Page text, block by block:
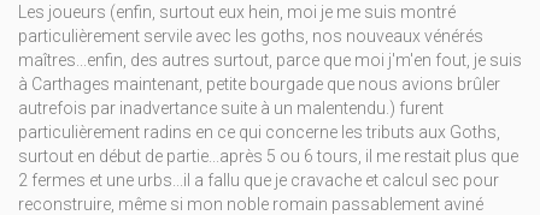
Les joueurs (enfin, surtout eux hein, moi je me suis montré
particulièrement servile avec les goths, nos nouveaux vénérés
maîtres...enfin, des autres surtout, parce que moi j'm'en fout, je suis
à Carthages maintenant, petite bourgade que nous avions brûler
autrefois par inadvertance suite à un malentendu.) furent
particulièrement radins en ce qui concerne les tributs aux Goths,
surtout en début de partie...après 5 ou 6 tours, il me restait plus que
2 fermes et une urbs...il a fallu que je cravache et calcul sec pour
reconstruire, même si mon noble romain passablement aviné